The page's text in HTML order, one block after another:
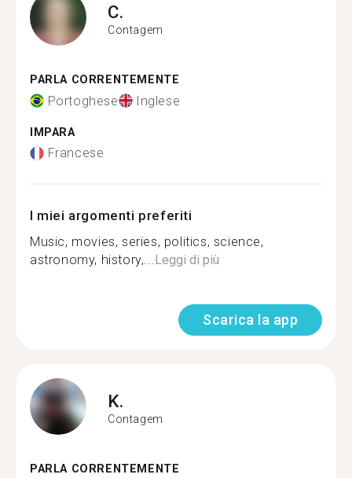
C.
Contagem
PARLA CORRENTEMENTE
Portoghese Inglese
IMPARA
Francese
I miei argomenti preferiti
Music, movies, series, politics, science,
astronomy, history,...Leggi di più
Scarica la app
K.
Contagem
PARLA CORRENTEMENTE